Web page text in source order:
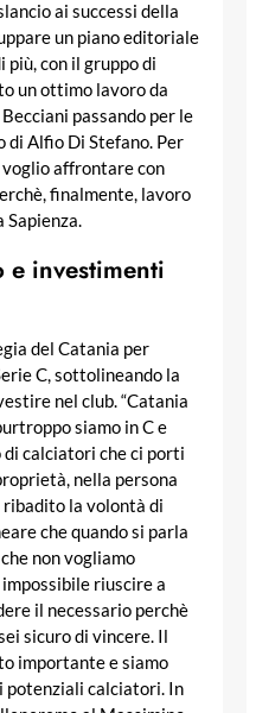
ai successi della
un piano editoriale
più, con il gruppo di
un ottimo lavoro da
passando per le
Alfio Di Stefano. Per
voglio affrontare con
finalmente, lavoro
Sapienza.
e investimenti
del Catania per
C, sottolineando la
nel club. “Catania
siamo in C e
di calciatori che ci porti
nella persona
la volontà di
che quando si parla
non vogliamo
riuscire a
il necessario perchè
sicuro di vincere. Il
importante e siamo
potenziali calciatori. In